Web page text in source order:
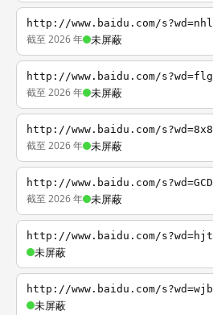
http://www.baidu.com/s?wd=nhl
截至 2026 年 未屏蔽
http://www.baidu.com/s?wd=flg
截至 2026 年 未屏蔽
http://www.baidu.com/s?wd=8x8
截至 2026 年 未屏蔽
http://www.baidu.com/s?wd=GCD
截至 2026 年 未屏蔽
http://www.baidu.com/s?wd=hjt
未屏蔽
http://www.baidu.com/s?wd=wjb
未屏蔽